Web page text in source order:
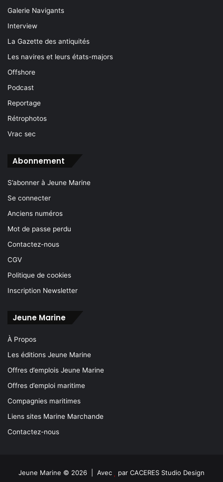
Galerie Navigants
Interview
La Gazette des antiquités
Les navires et leurs états-majors
Offshore
Podcast
Reportage
Rétrophotos
Vrac sec
Abonnement
S’abonner à Jeune Marine
Se connecter
Anciens numéros
Mot de passe perdu
Contactez-nous
CGV
Politique de cookies
Inscription Newsletter
Jeune Marine
À Propos
Les éditions Jeune Marine
Offres d’emplois Jeune Marine
Offres d’emploi maritime
Compagnies maritimes
Liens sites Marine Marchande
Contactez-nous
Jeune Marine © 2026 | Avec par CACERES Studio Design